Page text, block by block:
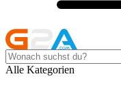
Alle Kategorien